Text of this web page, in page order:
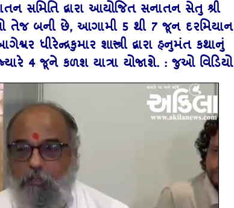
સમિતિ દ્વારા આયોજિત સનાતન સેતુ શ્રી
બની છે, આગામી 5 થી 7 જૂન દરમિયાન
ધીરેન્દ્રકુમાર શાસ્ત્રી દ્વારા હનુમંત કથાનું
4 જૂને કળશ યાત્રા યોજાશે. : જુઓ વિડિયો